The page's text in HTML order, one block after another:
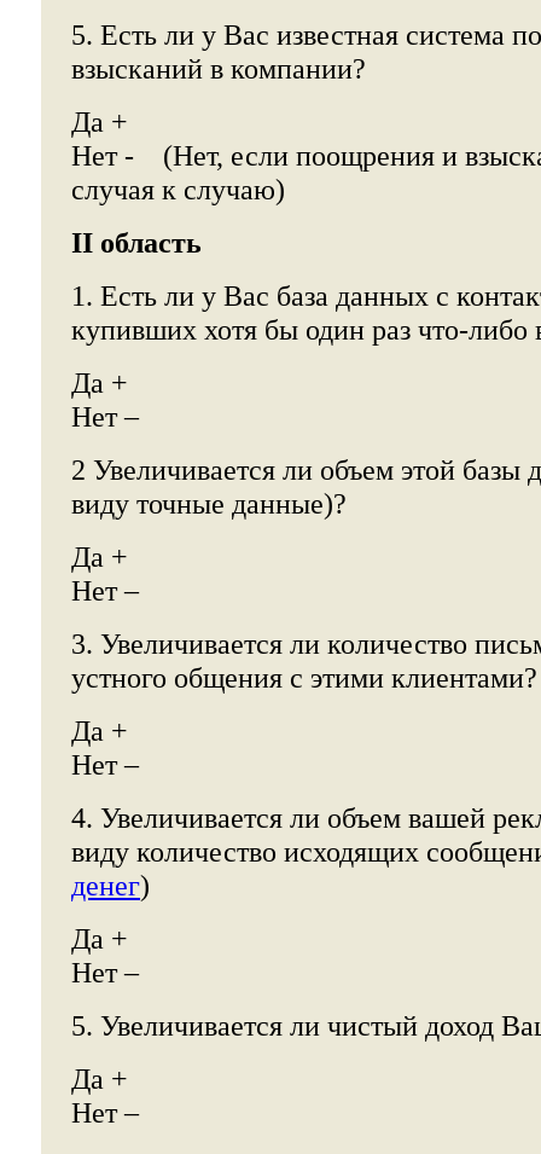
5. Есть ли у Вас известная система
взысканий в компании?
Да +
Нет - (Нет, если поощрения и
случая к случаю)
II область
1. Есть ли у Вас база данных с
купивших хотя бы один раз что-
Да +
Нет –
2 Увеличивается ли объем этой
виду точные данные)?
Да +
Нет –
3. Увеличивается ли количество
устного общения с этими клиентами?
Да +
Нет –
4. Увеличивается ли объем вашей
виду количество исходящих
денег)
Да +
Нет –
5. Увеличивается ли чистый доход
Да +
Нет –